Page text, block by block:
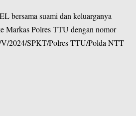
bersama suami dan keluarganya
Markas Polres TTU dengan nomor
2024/SPKT/Polres TTU/Polda NTT